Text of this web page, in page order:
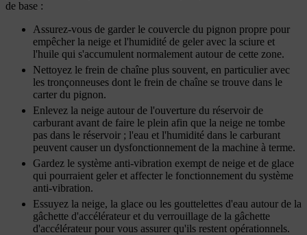
de base :
Assurez-vous de garder le couvercle du pignon propre pour
empêcher la neige et l'humidité de geler avec la sciure et
l'huile qui s'accumulent normalement autour de cette zone.
Nettoyez le frein de chaîne plus souvent, en particulier avec
les tronçonneuses dont le frein de chaîne se trouve dans le
carter du pignon.
Enlevez la neige autour de l'ouverture du réservoir de
carburant avant de faire le plein afin que la neige ne tombe
pas dans le réservoir ; l'eau et l'humidité dans le carburant
peuvent causer un dysfonctionnement de la machine à terme.
Gardez le système anti-vibration exempt de neige et de glace
qui pourraient geler et affecter le fonctionnement du système
anti-vibration.
Essuyez la neige, la glace ou les gouttelettes d'eau autour de la
gâchette d'accélérateur et du verrouillage de la gâchette
d'accélérateur pour vous assurer qu'ils restent opérationnels.